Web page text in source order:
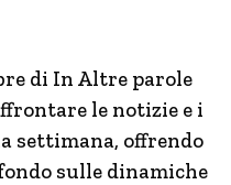
di In Altre parole
le notizie e i
settimana, offrendo
sulle dinamiche